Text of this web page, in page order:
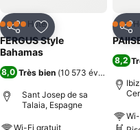
PartagerAjouter à mes
4 ÉtoilesHôtel
FERGUS Style
Bahamas
8,0 Très bien (10 573 évaluations
Sant Josep de sa
Talaia, Espagne
Wi-Fi gratuit
3
8,2